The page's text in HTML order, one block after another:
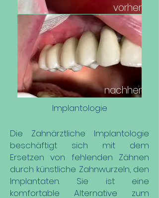
vorher
nachher
Implantologie
Die Zahnärztliche Implantologie
beschäftigt sich mit dem
Ersetzen von fehlenden Zähnen
durch künstliche Zahnwurzeln, den
Implantaten. Sie ist eine
komfortable Alternative zum